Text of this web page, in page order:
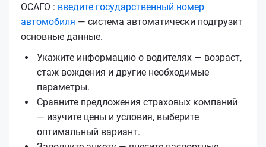
ОСАГО : введите государственный номер
автомобиля — система автоматически подгрузит
основные данные.
Укажите информацию о водителях — возраст,
стаж вождения и другие необходимые
параметры.
Сравните предложения страховых компаний
— изучите цены и условия, выберите
оптимальный вариант.